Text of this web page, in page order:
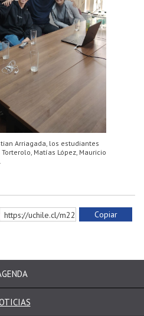
Arriagada, los estudiantes
Matías López, Mauricio
https://uchile.cl/m228148 Copiar